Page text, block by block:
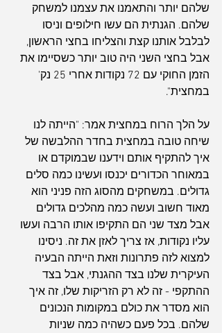
שלהם יותר והתאמנו את עצמנו למשחק
שלהם. הגנתית הם עשו חילופים וניסו
לבלבל אותנו קצת והצליחו בחצי הראשון,
אבל בחצי השני היה טוב יותר כשסיימו את
הזמן החוקי עם 72 נקודות אחרי 25 נק'
במחצית".
על הלך הרוח במחצית אמר: "הייתה לנו
שיחה טובה במחצית בחדר ההלבשה של
איך להתקיף אותם וידענו שבמוקדם או
במאוחר הכדורים יכנסו ועשינו כמה סלים
גדולים. במשחקים מהסוג הזה פניני הוא
מאוד חשוב ועשה כמה מהלכים גדולים
אבל מצד שני הם התקיפו אותו הרבה ועשו
עליו נקודות, אז צריך לאזן את זה. ניסינו
למצוא לזה פתרונות וזאת הייתה הבעיה
העיקרית שלנו בצד ההגנתי, אבל בצד
ההתקפי - זה לא רק הזריקות שלו, זה איך
הוא מסדר את כולם במקומות הנכונים
שלהם. בכל פעם כשהיה כמה שניות